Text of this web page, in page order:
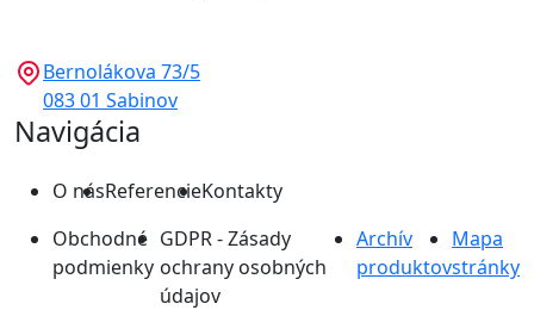
Bernolákova 73/5
083 01 Sabinov
Navigácia
O násReferencieKontakty
Obchodné
podmienky
GDPR - Zásady
ochrany osobných
údajov
Archív
produktov
Mapa
stránky